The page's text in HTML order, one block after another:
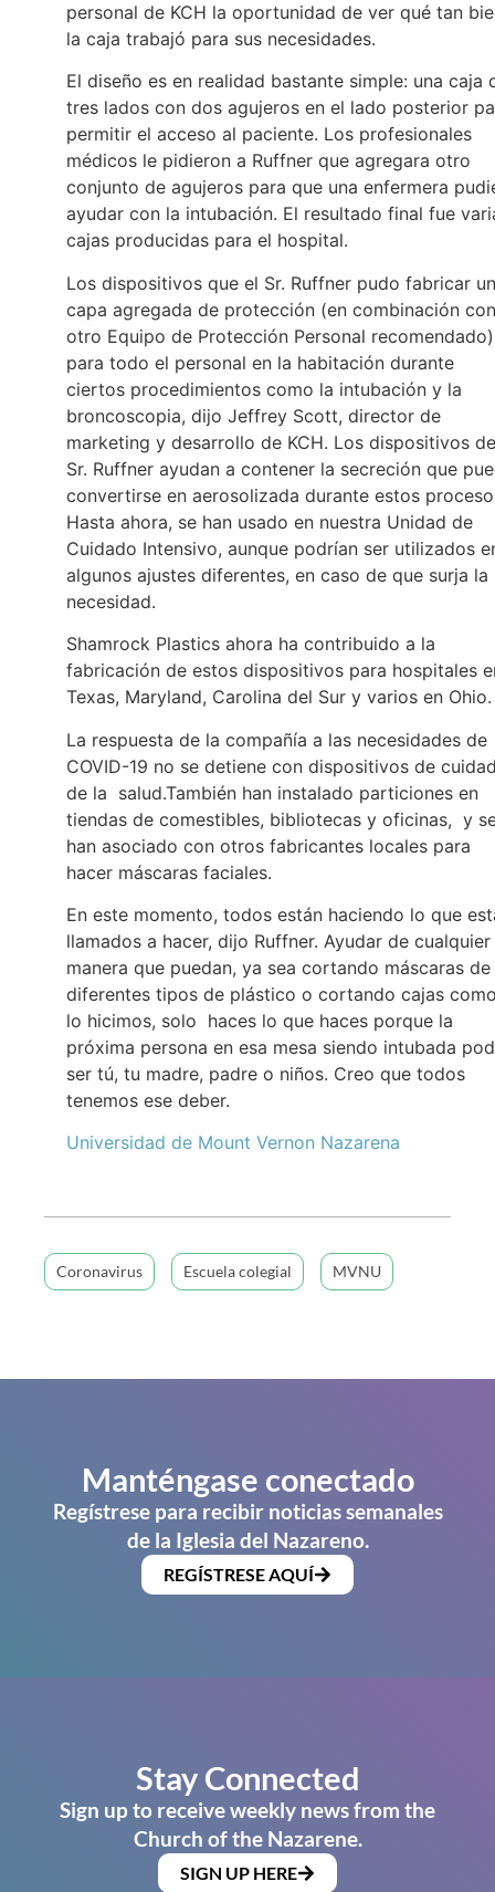
personal de KCH la oportunidad de ver qué tan
la caja trabajó para sus necesidades.
El diseño es en realidad bastante simple: una caja
tres lados con dos agujeros en el lado posterior
permitir el acceso al paciente. Los profesionales
médicos le pidieron a Ruffner que agregara otro
conjunto de agujeros para que una enfermera
ayudar con la intubación. El resultado final fue
cajas producidas para el hospital.
Los dispositivos que el Sr. Ruffner pudo fabricar
capa agregada de protección (en combinación con
otro Equipo de Protección Personal recomendado)
para todo el personal en la habitación durante
ciertos procedimientos como la intubación y la
broncoscopia, dijo Jeffrey Scott, director de
marketing y desarrollo de KCH. Los dispositivos
Sr. Ruffner ayudan a contener la secreción que
convertirse en aerosolizada durante estos
Hasta ahora, se han usado en nuestra Unidad de
Cuidado Intensivo, aunque podrían ser utilizados
algunos ajustes diferentes, en caso de que surja la
necesidad.
Shamrock Plastics ahora ha contribuido a la
fabricación de estos dispositivos para hospitales
Texas, Maryland, Carolina del Sur y varios en Ohio.
La respuesta de la compañía a las necesidades de
COVID-19 no se detiene con dispositivos de
de la salud.También han instalado particiones en
tiendas de comestibles, bibliotecas y oficinas, y
han asociado con otros fabricantes locales para
hacer máscaras faciales.
En este momento, todos están haciendo lo que
llamados a hacer, dijo Ruffner. Ayudar de cualquier
manera que puedan, ya sea cortando máscaras de
diferentes tipos de plástico o cortando cajas
lo hicimos, solo haces lo que haces porque la
próxima persona en esa mesa siendo intubada
ser tú, tu madre, padre o niños. Creo que todos
tenemos ese deber.
Universidad de Mount Vernon Nazarena
Coronavirus Escuela colegial MVNU
Manténgase conectado
Regístrese para recibir noticias semanales
de la Iglesia del Nazareno.
REGÍSTRESE AQUÍ
Stay Connected
Sign up to receive weekly news from the
Church of the Nazarene.
SIGN UP HERE